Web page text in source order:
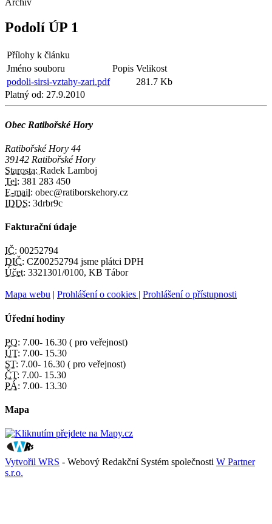
Podolí ÚP 1
Přílohy k článku
Jméno souboru
Popis Velikost
podoli-sirsi-vztahy-zari.pdf
281.7 Kb
Platný od: 27.9.2010
Obec Ratibořské Hory
Ratibořské Hory 44
39142 Ratibořské Hory
Starosta: Radek Lamboj
Tel: 381 283 450
E-mail: obec@ratiborskehory.cz
IDDS: 3drbr9c
Fakturační údaje
IČ: 00252794
DIČ: CZ00252794 jsme plátci DPH
Účet: 3321301/0100, KB Tábor
Mapa webu | Prohlášení o cookies | Prohlášení o přístupnosti
Úřední hodiny
PO: 7.00- 16.30 ( pro veřejnost)
ÚT: 7.00- 15.30
ST: 7.00- 16.30 ( pro veřejnost)
ČT: 7.00- 15.30
PÁ: 7.00- 13.30
Mapa
Vytvořil WRS - Webový Redakční Systém společnosti W Partner
s.r.o.